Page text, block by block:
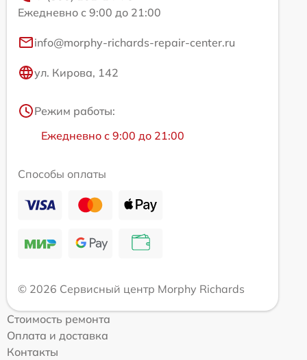
Ежедневно с 9:00 до 21:00
info@morphy-richards-repair-center.ru
ул. Кирова, 142
Режим работы:
Ежедневно с 9:00 до 21:00
Способы оплаты
© 2026 Сервисный центр Morphy Richards
Стоимость ремонта
Оплата и доставка
Контакты